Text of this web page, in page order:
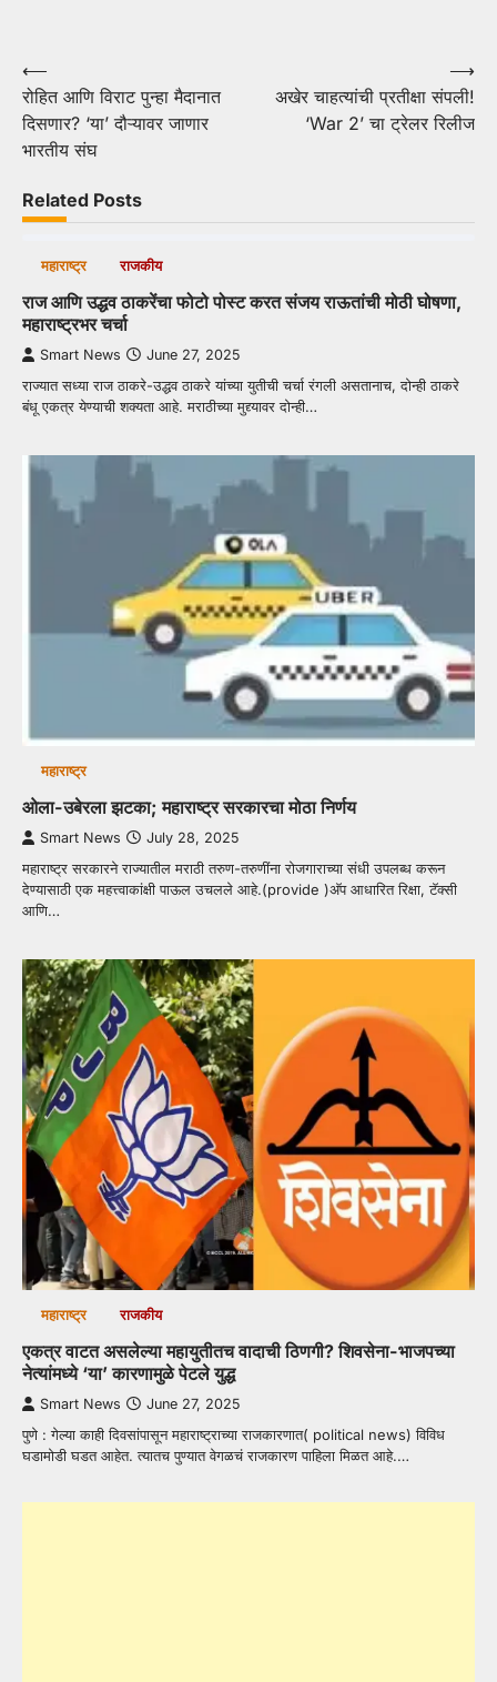
Post
navigation
⟵
रोहित आणि विराट पुन्हा मैदानात
दिसणार? ‘या’ दौऱ्यावर जाणार
भारतीय संघ
अखेर चाहत्यांची प्रतीक्षा संपली!
‘War 2’ चा ट्रेलर रिलीज
⟶
Related Posts
महाराष्ट्र राजकीय
राज आणि उद्धव ठाकरेंचा फोटो पोस्ट करत संजय राऊतांची मोठी घोषणा,
महाराष्ट्रभर चर्चा
Smart News June 27, 2025
राज्यात सध्या राज ठाकरे-उद्धव ठाकरे यांच्या युतीची चर्चा रंगली असतानाच, दोन्ही ठाकरे
बंधू एकत्र येण्याची शक्यता आहे. मराठीच्या मुद्द्यावर दोन्ही…
महाराष्ट्र
ओला-उबेरला झटका; महाराष्ट्र सरकारचा मोठा निर्णय
Smart News July 28, 2025
महाराष्ट्र सरकारने राज्यातील मराठी तरुण-तरुणींना रोजगाराच्या संधी उपलब्ध करून
देण्यासाठी एक महत्त्वाकांक्षी पाऊल उचलले आहे.(provide )अ‍ॅप आधारित रिक्षा, टॅक्सी
आणि…
महाराष्ट्र राजकीय
एकत्र वाटत असलेल्या महायुतीतच वादाची ठिणगी? शिवसेना-भाजपच्या
नेत्यांमध्ये ‘या’ कारणामुळे पेटले युद्ध
Smart News June 27, 2025
पुणे : गेल्या काही दिवसांपासून महाराष्ट्राच्या राजकारणात( political news) विविध
घडामोडी घडत आहेत. त्यातच पुण्यात वेगळचं राजकारण पाहिला मिळत आहे.…